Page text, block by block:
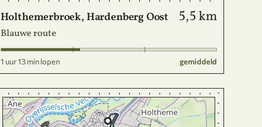
Holthemerbroek, Hardenberg Oost 5,5 km
Blauwe route
1 uur 13 min lopen gemiddeld